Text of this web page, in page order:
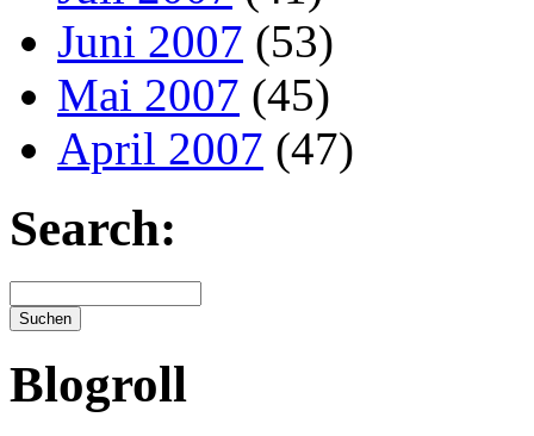
Juni 2007 (53)
Mai 2007 (45)
April 2007 (47)
Search:
Blogroll